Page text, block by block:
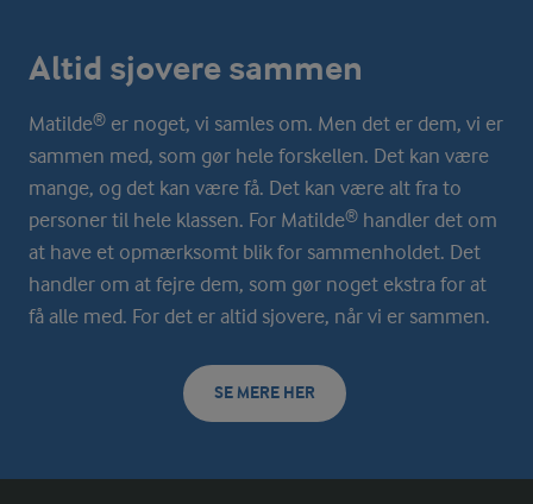
Altid sjovere sammen
Matilde® er noget, vi samles om. Men det er dem, vi er
sammen med, som gør hele forskellen. Det kan være
mange, og det kan være få. Det kan være alt fra to
personer til hele klassen. For Matilde® handler det om
at have et opmærksomt blik for sammenholdet. Det
handler om at fejre dem, som gør noget ekstra for at
få alle med. For det er altid sjovere, når vi er sammen.
SE MERE HER